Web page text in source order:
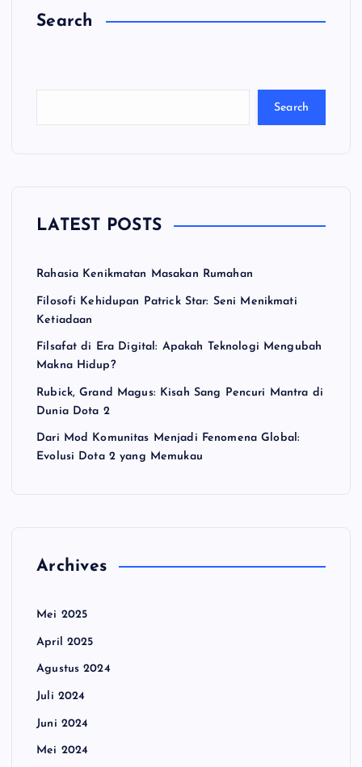
Search
Search
LATEST POSTS
Rahasia Kenikmatan Masakan Rumahan
Filosofi Kehidupan Patrick Star: Seni Menikmati
Ketiadaan
Filsafat di Era Digital: Apakah Teknologi Mengubah
Makna Hidup?
Rubick, Grand Magus: Kisah Sang Pencuri Mantra di
Dunia Dota 2
Dari Mod Komunitas Menjadi Fenomena Global:
Evolusi Dota 2 yang Memukau
Archives
Mei 2025
April 2025
Agustus 2024
Juli 2024
Juni 2024
Mei 2024